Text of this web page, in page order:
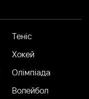
Теніс
Хокей
Олімпіада
Волейбол